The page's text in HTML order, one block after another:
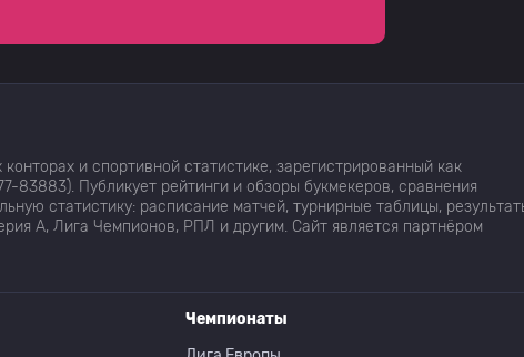
0 0
0 1
и спортивной статистике, зарегистрированный как
Публикует рейтинги и обзоры букмекеров, сравнения
статистику: расписание матчей, турнирные таблицы,
А, Лига Чемпионов, РПЛ и другим. Сайт является партнёром
Чемпионаты